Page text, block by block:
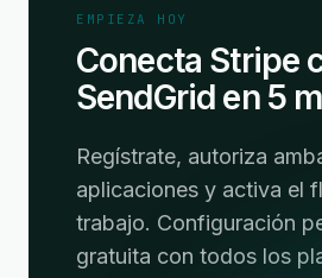
EMPIEZA HOY
Conecta Stripe
SendGrid en 5
Regístrate, autoriza
aplicaciones y activa el
trabajo. Configuración
gratuita con todos los